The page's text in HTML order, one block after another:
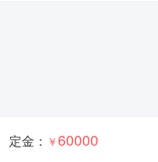
定金： ￥60000